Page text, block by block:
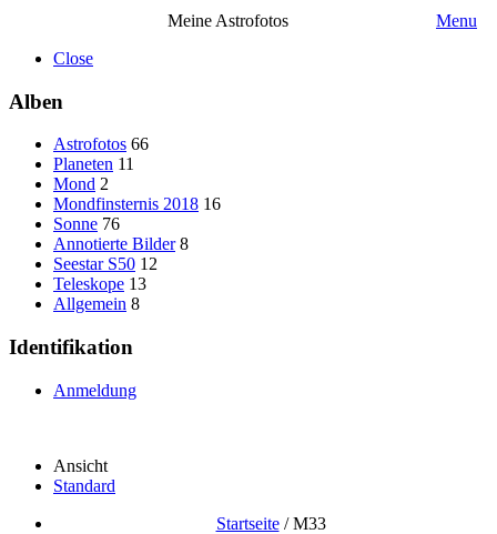
Meine Astrofotos
Menu
Close
Alben
Astrofotos 66
Planeten 11
Mond 2
Mondfinsternis 2018 16
Sonne 76
Annotierte Bilder 8
Seestar S50 12
Teleskope 13
Allgemein 8
Identifikation
Anmeldung
Ansicht
Standard
Startseite/M33